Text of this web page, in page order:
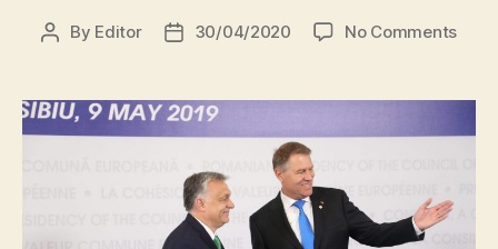
Post
By Editor
Post30/04/2020 No Commentson